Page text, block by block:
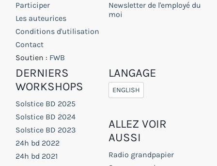
Participer
Les auteurices
Conditions d'utilisation
Contact
Soutien : FWB
Newsletter de l'employé du
moi
DERNIERS
WORKSHOPS
Solstice BD 2025
Solstice BD 2024
Solstice BD 2023
24h bd 2022
24h bd 2021
LANGAGE
ENGLISH
ALLEZ VOIR
AUSSI
Radio grandpapier